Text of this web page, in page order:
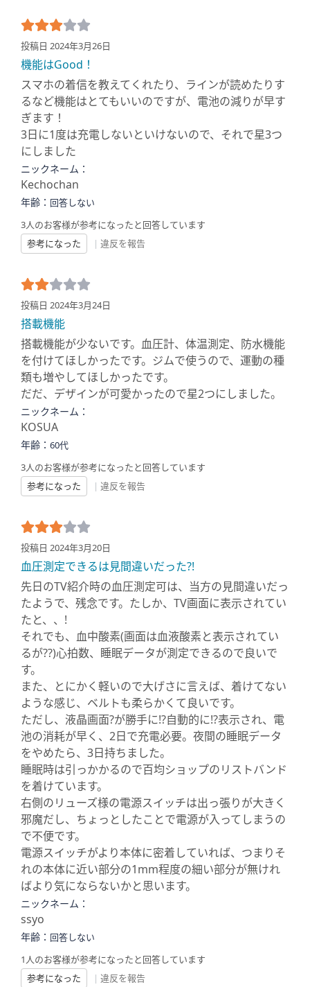
投稿日 2024年3月26日
機能はGood！
スマホの着信を教えてくれたり、ラインが読めたりす
るなど機能はとてもいいのですが、電池の減りが早す
ぎます！
3日に1度は充電しないといけないので、それで星3つ
にしました
ニックネーム：
Kechochan
年齢： 回答しない
3人のお客様が参考になったと回答しています
参考になった
| 違反を報告
投稿日 2024年3月24日
搭載機能
搭載機能が少ないです。血圧計、体温測定、防水機能
を付けてほしかったです。ジムで使うので、運動の種
類も増やしてほしかったです。
だだ、デザインが可愛かったので星2つにしました。
ニックネーム：
KOSUA
年齢： 60代
3人のお客様が参考になったと回答しています
参考になった
| 違反を報告
投稿日 2024年3月20日
血圧測定できるは見間違いだった?!
先日のTV紹介時の血圧測定可は、当方の見間違いだっ
たようで、残念です。たしか、TV画面に表示されてい
たと、、!
それでも、血中酸素(画面は血液酸素と表示されてい
るが??)心拍数、睡眠データが測定できるので良いで
す。
また、とにかく軽いので大げさに言えば、着けてない
ような感じ、ベルトも柔らかくて良いです。
ただし、液晶画面?が勝手に!?自動的に!?表示され、電
池の消耗が早く、2日で充電必要。夜間の睡眠データ
をやめたら、3日持ちました。
睡眠時は引っかかるので百均ショップのリストバンド
を着けています。
右側のリューズ様の電源スイッチは出っ張りが大きく
邪魔だし、ちょっとしたことで電源が入ってしまうの
で不便です。
電源スイッチがより本体に密着していれば、つまりそ
れの本体に近い部分の1mm程度の細い部分が無けれ
ばより気にならないかと思います。
ニックネーム：
ssyo
年齢： 回答しない
1人のお客様が参考になったと回答しています
参考になった
| 違反を報告